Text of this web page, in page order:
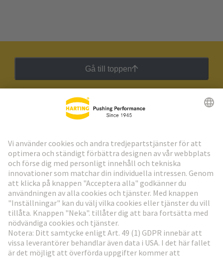
Gå till toppen
HARTING:s nyhetsbrev
Gå till registrering
Social Media